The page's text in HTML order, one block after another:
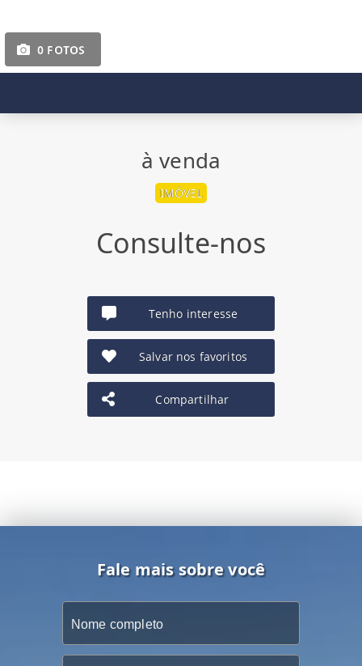
0 FOTOS
à venda
IMÓVEL
Consulte-nos
Tenho interesse
Salvar nos favoritos
Compartilhar
Fale mais sobre você